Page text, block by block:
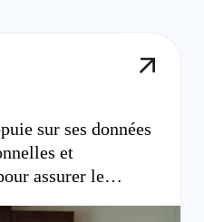
sur ses données
et
assurer le